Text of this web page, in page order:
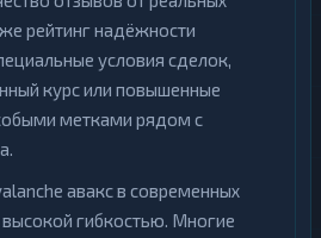
рейтинг надёжности
условия сделок,
курс или повышенные
метками рядом с
авакс в современных
высокой гибкостью. Многие